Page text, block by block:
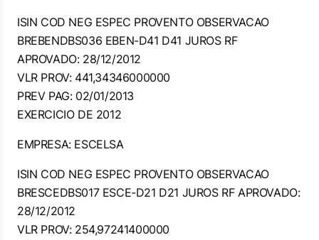
ISIN COD NEG ESPEC PROVENTO OBSERVACAO
BREBENDBS036 EBEN-D41 D41 JUROS RF
APROVADO: 28/12/2012
VLR PROV: 441,34346000000
PREV PAG: 02/01/2013
EXERCICIO DE 2012
EMPRESA: ESCELSA
ISIN COD NEG ESPEC PROVENTO OBSERVACAO
BRESCEDBS017 ESCE-D21 D21 JUROS RF APROVADO:
28/12/2012
VLR PROV: 254,97241400000